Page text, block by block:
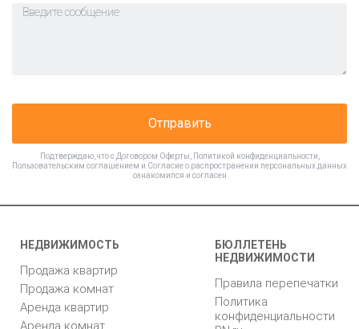
Отправить
Подтверждаю, что с Договором Оферты Политикой конфиденциальности
Пользовательским соглашением и Согласие о распространении персональных данных
ознакомился и согласен
НЕДВИЖИМОСТЬ
Продажа квартир
Продажа комнат
Аренда квартир
Аренда комнат
БЮЛЛЕТЕНЬ
НЕДВИЖИМОСТИ
Правила перепечатки
Политика
конфиденциальности